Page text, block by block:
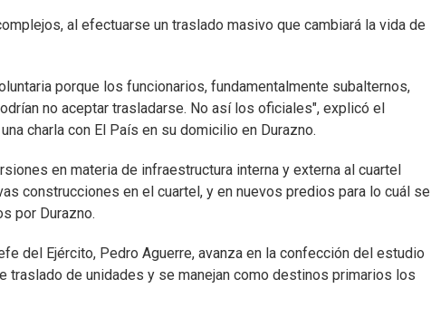
al efectuarse un traslado masivo que cambiará la vida de
porque los funcionarios, fundamentalmente subalternos,
no aceptar trasladarse. No así los oficiales", explicó el
charla con El País en su domicilio en Durazno.
en materia de infraestructura interna y externa al cuartel
construcciones en el cuartel, y en nuevos predios para lo cuál se
por Durazno.
del Ejército, Pedro Aguerre, avanza en la confección del estudio
traslado de unidades y se manejan como destinos primarios los